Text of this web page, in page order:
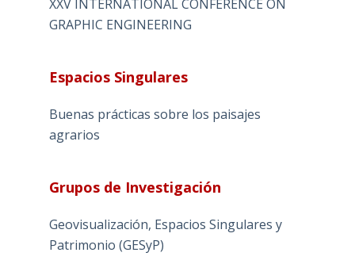
XXV INTERNATIONAL CONFERENCE ON
GRAPHIC ENGINEERING
Espacios Singulares
Buenas prácticas sobre los paisajes
agrarios
Grupos de Investigación
Geovisualización, Espacios Singulares y
Patrimonio (GESyP)